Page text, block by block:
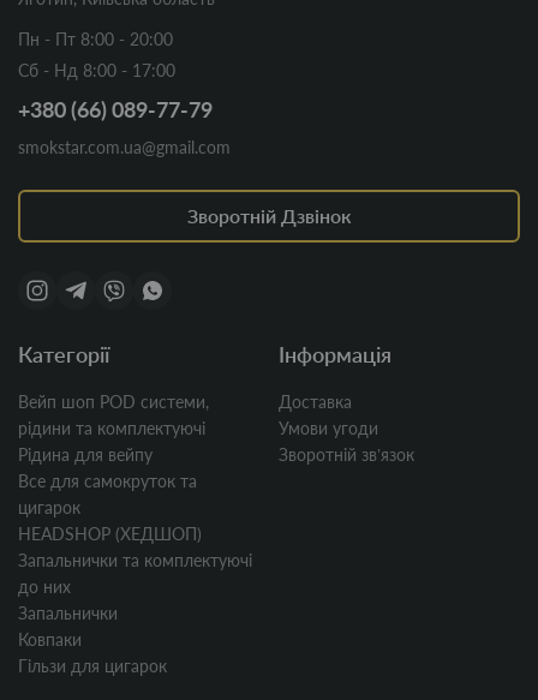
Пн - Пт 8:00 - 20:00
Сб - Нд 8:00 - 17:00
+380 (66) 089-77-79
smokstar.com.ua@gmail.com
Зворотній Дзвінок
Категорії
Вейп шоп POD системи,
рідини та комплектуючі
Рідина для вейпу
Все для самокруток та
цигарок
HEADSHOP (ХЕДШОП)
Запальнички та комплектуючі
до них
Запальнички
Ковпаки
Гільзи для цигарок
Інформація
Доставка
Умови угоди
Зворотній звʼязок